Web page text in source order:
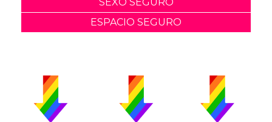
ESPACIO SEGURO